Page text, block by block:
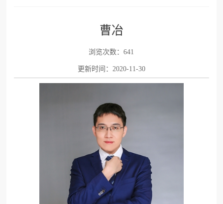
曹冶
浏览次数：641
更新时间：2020-11-30